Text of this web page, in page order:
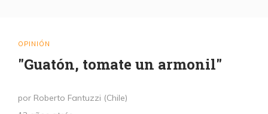
OPINIÓN
"Guatón, tomate un armonil"
por Roberto Fantuzzi (Chile)